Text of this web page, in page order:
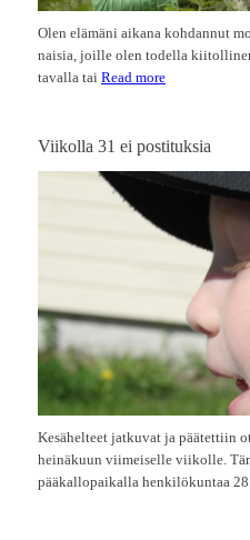
Olen elämäni aikana kohdannut
naisia, joille olen todella
tavalla tai Read more
Viikolla 31 ei postituksia
Kesähelteet jatkuvat ja päätettiin
heinäkuun viimeiselle viikolle.
pääkallopaikalla henkilökuntaa